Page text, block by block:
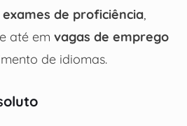
exames de proficiência,
e até em vagas de emprego
de idiomas.